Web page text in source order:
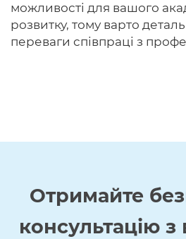
можливості для вашого
розвитку, тому варто
переваги співпраці з
Отримайте
консультацію з